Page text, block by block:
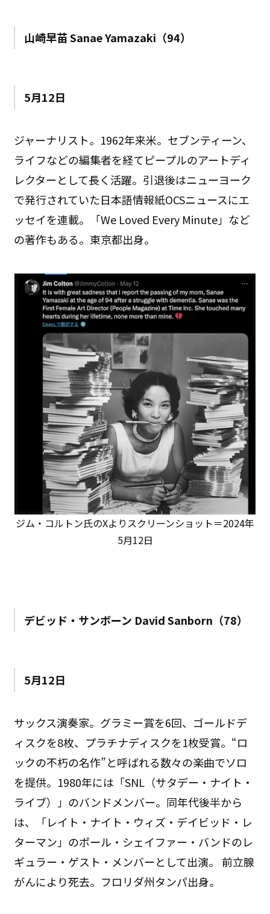
山崎早苗 Sanae Yamazaki（94）
5月12日
ジャーナリスト。1962年来米。セブンティーン、
ライフなどの編集者を経てピープルのアートディ
レクターとして長く活躍。引退後はニューヨーク
で発行されていた日本語情報紙OCSニュースにエ
ッセイを連載。「We Loved Every Minute」など
の著作もある。東京都出身。
ジム・コルトン氏のXよりスクリーンショット＝2024年
5月12日
デビッド・サンボーン David Sanborn（78）
5月12日
サックス演奏家。グラミー賞を6回、ゴールドデ
ィスクを8枚、プラチナディスクを1枚受賞。“ロ
ックの不朽の名作”と呼ばれる数々の楽曲でソロ
を提供。1980年には「SNL（サタデー・ナイト・
ライブ）」のバンドメンバー。同年代後半から
は、「レイト・ナイト・ウィズ・デイビッド・レ
ターマン」のポール・シェイファー・バンドのレ
ギュラー・ゲスト・メンバーとして出演。 前立腺
がんにより死去。フロリダ州タンパ出身。